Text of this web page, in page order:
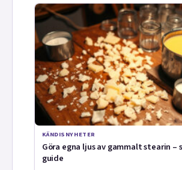
KÄNDISNYHETER
Göra egna ljus av gammalt stearin –
guide